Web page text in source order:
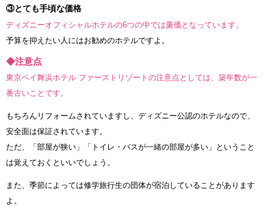
③とても手頃な価格
ディズニーオフィシャルホテルの6つの中では廉価となっています。
予算を抑えたい人にはお勧めのホテルですよ。
◆注意点
東京ベイ舞浜ホテル ファーストリゾートの注意点としては、築年数が一
番古いことです。
もちろんリフォームされていますし、ディズニー公認のホテルなので、
安全面は保証されています。
ただ、「部屋が狭い」「トイレ・バスが一緒の部屋が多い」ということ
は覚えておくといいでしょう。
また、季節によっては修学旅行生の団体が宿泊していることがあります
よ。